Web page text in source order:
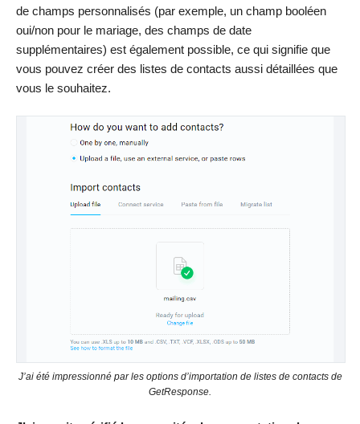
de champs personnalisés (par exemple, un champ booléen
oui/non pour le mariage, des champs de date
supplémentaires) est également possible, ce qui signifie que
vous pouvez créer des listes de contacts aussi détaillées que
vous le souhaitez.
J’ai été impressionné par les options d’importation de listes de contacts de
GetResponse.